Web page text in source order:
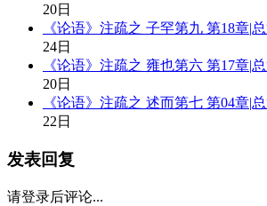
20日
《论语》注疏之 子罕第九 第18章|
24日
《论语》注疏之 雍也第六 第17章|
20日
《论语》注疏之 述而第七 第04章|
22日
发表回复
请登录后评论...